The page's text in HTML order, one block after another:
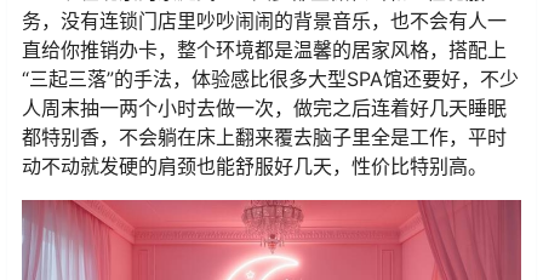
务，没有连锁门店里吵吵闹闹的背景音乐，也不会有人一
直给你推销办卡，整个环境都是温馨的居家风格，搭配上
“三起三落”的手法，体验感比很多大型SPA馆还要好，不少
人周末抽一两个小时去做一次，做完之后连着好几天睡眠
都特别香，不会躺在床上翻来覆去脑子里全是工作，平时
动不动就发硬的肩颈也能舒服好几天，性价比特别高。